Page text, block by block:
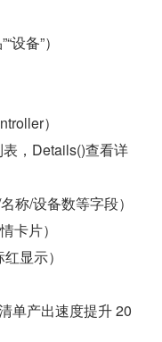
备”）
）
，Details()查看详
称/设备数等字段）
卡片）
显示）